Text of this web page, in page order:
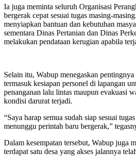
Ia juga meminta seluruh Organisasi
bergerak cepat sesuai tugas masing-
menyiapkan bantuan dan kebutuhan
sementara Dinas Pertanian dan Dinas
melakukan pendataan kerugian apabila
Selain itu, Wabup menegaskan
termasuk kesiapan personel di lapangan
penanganan lalu lintas maupun evakuasi
kondisi darurat terjadi.
“Saya harap semua sudah siap sesuai
menunggu perintah baru bergerak,”
Dalam kesempatan tersebut, Wabup juga
terdapat satu desa yang akses jalannya